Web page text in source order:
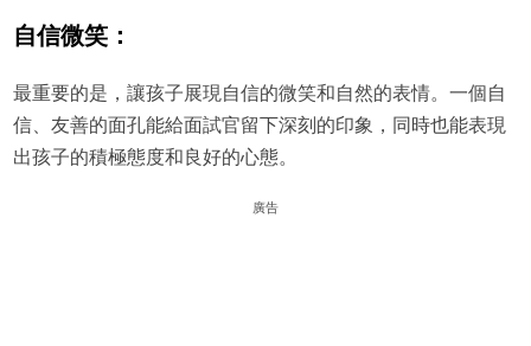
自信微笑：
最重要的是，讓孩子展現自信的微笑和自然的表情。一個自
信、友善的面孔能給面試官留下深刻的印象，同時也能表現
出孩子的積極態度和良好的心態。
廣告